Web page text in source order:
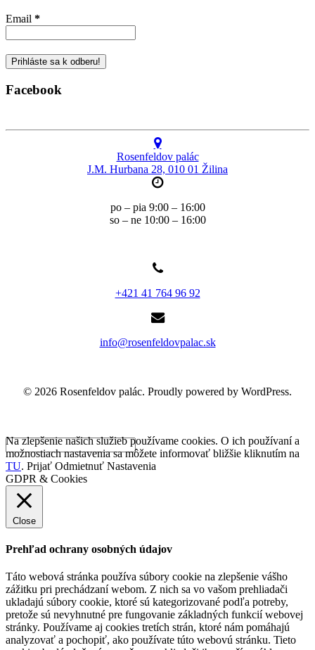
Email *
Facebook
Rosenfeldov palác
J.M. Hurbana 28, 010 01 Žilina
po – pia 9:00 – 16:00
so – ne 10:00 – 16:00
+421 41 764 96 92
info@rosenfeldovpalac.sk
© 2026 Rosenfeldov palác. Proudly powered by WordPress.
Na zlepšenie našich služieb používame cookies. O ich používaní a
možnostiach nastavenia sa môžete informovať bližšie kliknutím na
TU. Prijať Odmietnuť Nastavenia
GDPR & Cookies
Close
Prehľad ochrany osobných údajov
Táto webová stránka používa súbory cookie na zlepšenie vášho
zážitku pri prechádzaní webom. Z nich sa vo vašom prehliadači
ukladajú súbory cookie, ktoré sú kategorizované podľa potreby,
pretože sú nevyhnutné pre fungovanie základných funkcií webovej
stránky. Používame aj cookies tretích strán, ktoré nám pomáhajú
analyzovať a pochopiť, ako používate túto webovú stránku. Tieto